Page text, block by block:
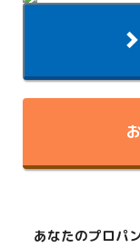
あなたのプロパ